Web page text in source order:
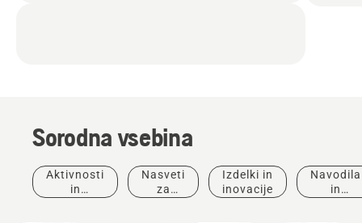
Sorodna vsebina
Aktivnosti
in
Nasveti
za
Izdelki in
inovacije
Navodila
in
Izdelki in
Strokovnjaki
za nego
dreves in